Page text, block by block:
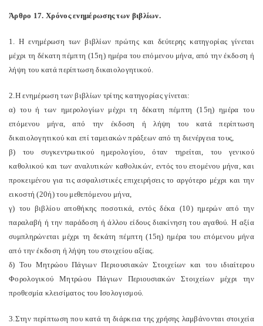
Άρθρο 17. Χρόνος ενημέρωσης των βιβλίων.
1. Η ενημέρωση των βιβλίων πρώτης και δεύτερης κατηγορίας γίνεται
μέχρι τη δέκατη πέμπτη (15η) ημέρα του επόμενου μήνα, από την έκδοση ή
λήψη του κατά περίπτωση δικαιολογητικού.
2.Η ενημέρωση των βιβλίων τρίτης κατηγορίας γίνεται:
α) του ή των ημερολογίων μέχρι τη δέκατη πέμπτη (15η) ημέρα του
επόμενου μήνα, από την έκδοση ή λήψη του κατά περίπτωση
δικαιολογητικού και επί ταμειακών πράξεων από τη διενέργεια τους,
β) του συγκεντρωτικού ημερολογίου, όταν τηρείται, του γενικού
καθολικού και των αναλυτικών καθολικών, εντός του επομένου μήνα, και
προκειμένου για τις ασφαλιστικές επιχειρήσεις το αργότερο μέχρι και την
εικοστή (20ή) του μεθεπόμενου μήνα,
γ) του βιβλίου αποθήκης ποσοτικά, εντός δέκα (10) ημερών από την
παραλαβή ή την παράδοση ή άλλου είδους διακίνηση του αγαθού. Η αξία
συμπληρώνεται μέχρι τη δεκάτη πέμπτη (15η) ημέρα του επόμενου μήνα
από την έκδοση ή λήψη του στοιχείου αξίας.
δ) Του Μητρώου Πάγιων Περιουσιακών Στοιχείων και του ιδιαίτερου
Φορολογικού Μητρώου Πάγιων Περιουσιακών Στοιχείων μέχρι την
προθεσμία κλεισίματος του Ισολογισμού.
3.Στην περίπτωση που κατά τη διάρκεια της χρήσης λαμβάνονται στοιχεία